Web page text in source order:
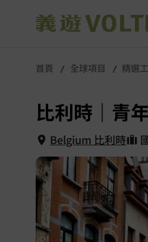
首頁 全球項目 精選
比利時｜青
Belgium 比利時